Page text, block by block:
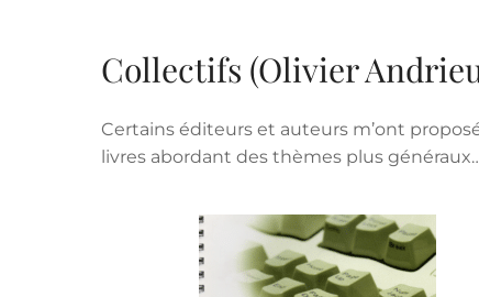
Collectifs (Olivier
Certains éditeurs et auteurs m’ont
livres abordant des thèmes plus